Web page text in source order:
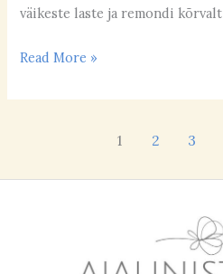
väikeste laste ja remondi kõrvalt
Read More »
1 2 3